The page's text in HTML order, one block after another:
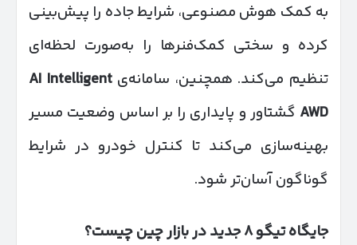
به کمک هوش مصنوعی، شرایط جاده را پیش‌بینی
کرده و سختی کمک‌فنرها را به‌صورت لحظه‌ای
تنظیم می‌کند. همچنین، سامانه‌یAI Intelligent
AWD گشتاور و پایداری را بر اساس وضعیت مسیر
بهینه‌سازی می‌کند تا کنترل خودرو در شرایط
گوناگون آسان‌تر شود.
جایگاه تیگو۸جدید در بازار چین چیست؟